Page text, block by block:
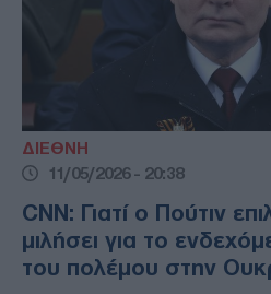
ΔΙΕΘΝΗ
11/05/2026 - 20:38
CNN: Γιατί ο Πούτιν
μιλήσει για το
του πολέμου στην